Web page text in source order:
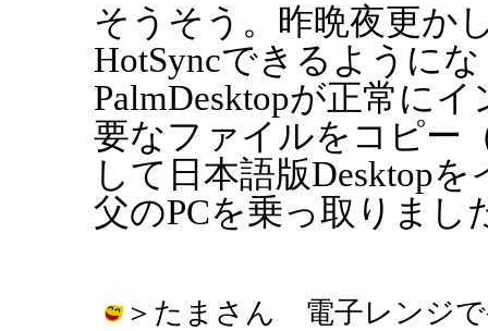
そうそう。昨晩夜更か
HotSyncできるように
PalmDesktopが正常に
要なファイルをコピー
して日本語版Desktop
父のPCを乗っ取りまし
＞たまさん 電子レンジで